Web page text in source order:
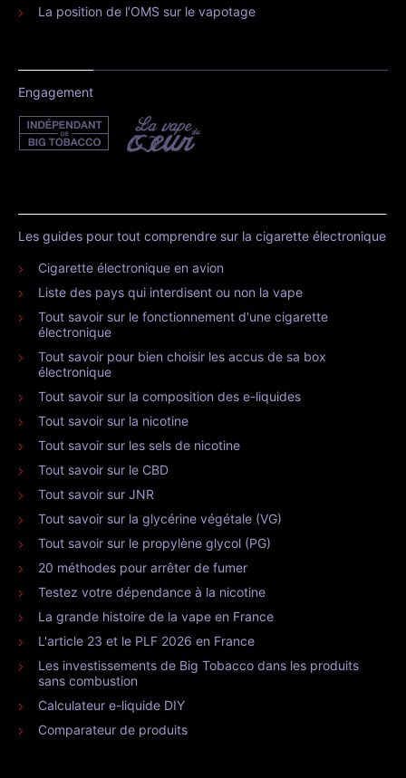
La position de l’OMS sur le vapotage
Engagement
Les guides pour tout comprendre sur la cigarette électronique
Cigarette électronique en avion
Liste des pays qui interdisent ou non la vape
Tout savoir sur le fonctionnement d'une cigarette
électronique
Tout savoir pour bien choisir les accus de sa box
électronique
Tout savoir sur la composition des e-liquides
Tout savoir sur la nicotine
Tout savoir sur les sels de nicotine
Tout savoir sur le CBD
Tout savoir sur JNR
Tout savoir sur la glycérine végétale (VG)
Tout savoir sur le propylène glycol (PG)
20 méthodes pour arrêter de fumer
Testez votre dépendance à la nicotine
La grande histoire de la vape en France
L'article 23 et le PLF 2026 en France
Les investissements de Big Tobacco dans les produits
sans combustion
Calculateur e-liquide DIY
Comparateur de produits